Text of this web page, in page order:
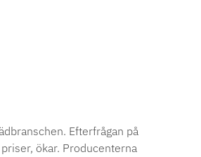
Efterfrågan på
ökar. Producenterna